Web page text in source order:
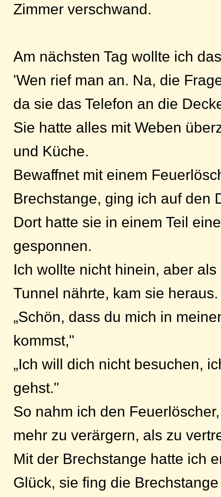
Zimmer verschwand.
Am nächsten Tag wollte ich
'Wen rief man an. Na, die
da sie das Telefon an die
Sie hatte alles mit Weben
und Küche.
Bewaffnet mit einem
Brechstange, ging ich auf den
Dort hatte sie in einem Teil
gesponnen.
Ich wollte nicht hinein, aber
Tunnel nährte, kam sie heraus.
„Schön, dass du mich in
kommst,"
„Ich will dich nicht besuchen,
gehst."
So nahm ich den
mehr zu verärgern, als zu
Mit der Brechstange hatte ich
Glück, sie fing die